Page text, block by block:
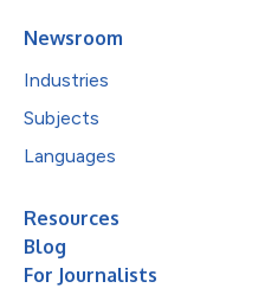
Newsroom
Industries
Subjects
Languages
Resources
Blog
For Journalists